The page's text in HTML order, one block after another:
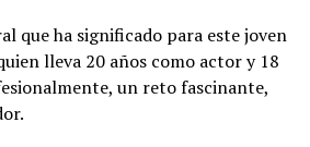
que ha significado para este joven
lleva 20 años como actor y 18
un reto fascinante,